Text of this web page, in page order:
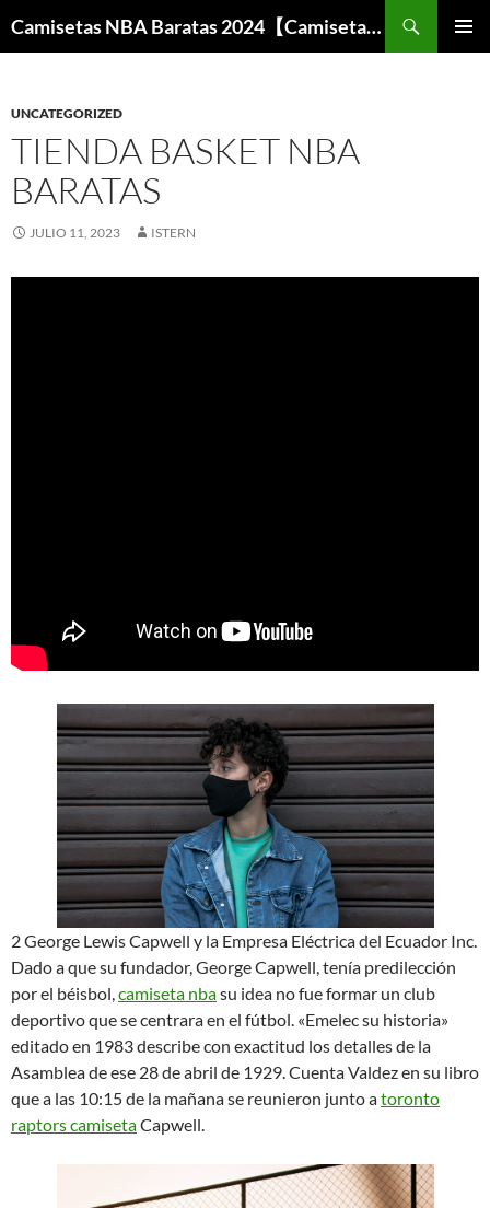
Camisetas NBA Baratas 2024【Camisetas Especiales Baloncesto】
UNCATEGORIZED
TIENDA BASKET NBA
BARATAS
JULIO 11, 2023 ISTERN
2 George Lewis Capwell y la Empresa Eléctrica del Ecuador Inc.
Dado a que su fundador, George Capwell, tenía predilección
por el béisbol, camiseta nbasu idea no fue formar un club
deportivo que se centrara en el fútbol. «Emelec su historia»
editado en 1983 describe con exactitud los detalles de la
Asamblea de ese 28 de abril de 1929. Cuenta Valdez en su libro
que a las 10:15 de la mañana se reunieron junto atoronto
raptors camisetaCapwell.